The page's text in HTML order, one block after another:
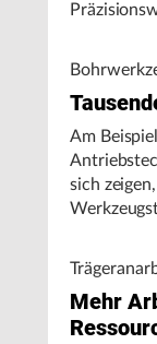
Am
sich
Mehr